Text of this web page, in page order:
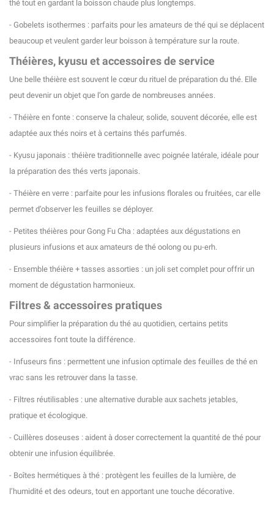
(4 avis)
thé tout en gardant la boisson chaude plus longtemps.
- Gobelets isothermes : parfaits pour les amateurs de thé qui se déplacent
beaucoup et veulent garder leur boisson à température sur la route.
Théières, kyusu et accessoires de service
Une belle théière est souvent le cœur du rituel de préparation du thé. Elle
peut devenir un objet que l’on garde de nombreuses années.
- Théière en fonte : conserve la chaleur, solide, souvent décorée, elle est
adaptée aux thés noirs et à certains thés parfumés.
- Kyusu japonais : théière traditionnelle avec poignée latérale, idéale pour
la préparation des thés verts japonais.
- Théière en verre : parfaite pour les infusions florales ou fruitées, car elle
permet d’observer les feuilles se déployer.
- Petites théières pour Gong Fu Cha : adaptées aux dégustations en
plusieurs infusions et aux amateurs de thé oolong ou pu-erh.
- Ensemble théière + tasses assorties : un joli set complet pour offrir un
moment de dégustation harmonieux.
Filtres & accessoires pratiques
Pour simplifier la préparation du thé au quotidien, certains petits
accessoires font toute la différence.
- Infuseurs fins : permettent une infusion optimale des feuilles de thé en
vrac sans les retrouver dans la tasse.
- Filtres réutilisables : une alternative durable aux sachets jetables,
pratique et écologique.
- Cuillères doseuses : aident à doser correctement la quantité de thé pour
obtenir une infusion équilibrée.
- Boîtes hermétiques à thé : protègent les feuilles de la lumière, de
l’humidité et des odeurs, tout en apportant une touche décorative.